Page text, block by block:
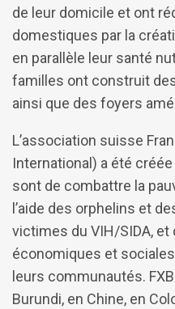
de leur domicile et ont
domestiques par la
en parallèle leur santé
familles ont construit
ainsi que des foyers
L’association suisse
International) a été
sont de combattre la
l’aide des orphelins et
victimes du VIH/SIDA,
économiques et
leurs communautés.
Burundi, en Chine, en